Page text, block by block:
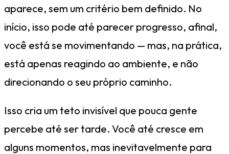
aparece, sem um critério bem definido. No
início, isso pode até parecer progresso, afinal,
você está se movimentando — mas, na prática,
está apenas reagindo ao ambiente, e não
direcionando o seu próprio caminho.
Isso cria um teto invisível que pouca gente
percebe até ser tarde. Você até cresce em
alguns momentos, mas inevitavelmente para